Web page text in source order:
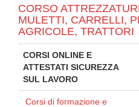
CORSO
MULETTI, CARRELLI,
AGRICOLE, TRATTORI
CORSI ONLINE E
ATTESTATI SICUREZZA
SUL LAVORO
Corsi di formazione e